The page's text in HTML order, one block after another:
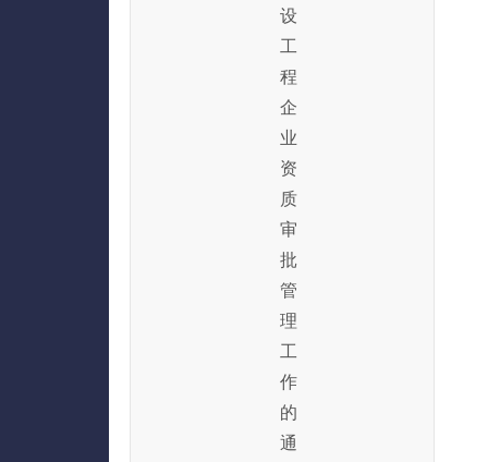
设
工
程
企
业
资
质
审
批
管
理
工
作
的
通